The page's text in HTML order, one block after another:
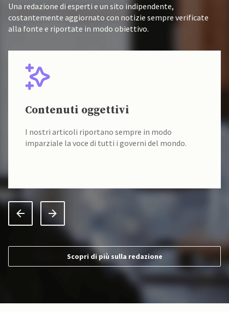
Una redazione di esperti e un sito indipendente,
costantemente aggiornato con notizie sempre verificate
alla fonte e riportate in modo obiettivo.
Contenuti oggettivi
I nostri articoli riportano sempre in modo
imparziale la voce di tutti i governi del mondo.
Scopri di più sulla redazione